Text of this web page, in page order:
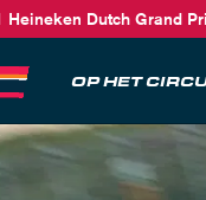
Heineken Dutch Grand
OP HET